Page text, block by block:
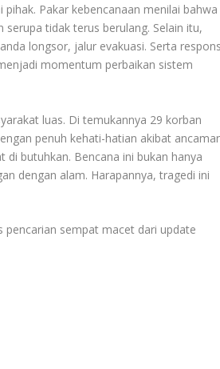
Pakar kebencanaan menilai bahwa
tidak terus berulang. Selain itu,
longsor, jalur evakuasi. Serta
momentum perbaikan sistem
luas. Di temukannya 29 korban
penuh kehati-hatian akibat
di butuhkan. Bencana ini bukan hanya
dengan alam. Harapannya, tragedi ini
pencarian sempat macet dari update